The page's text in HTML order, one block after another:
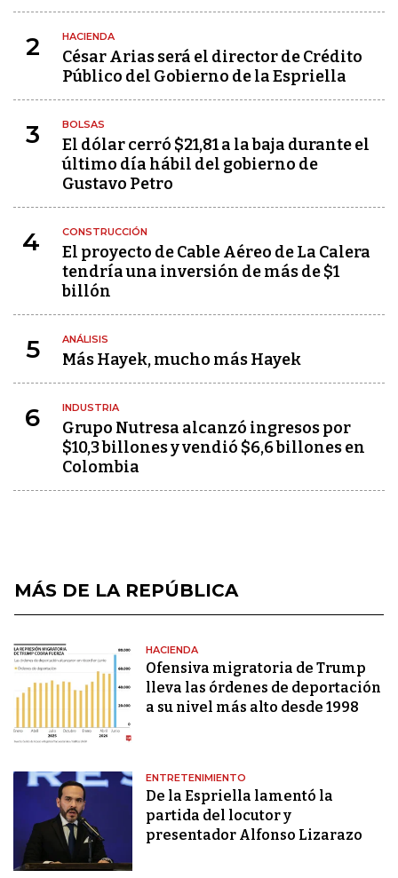
2 HACIENDA
César Arias será el director de Crédito
Público del Gobierno de la Espriella
3 BOLSAS
El dólar cerró $21,81 a la baja durante el
último día hábil del gobierno de
Gustavo Petro
4 CONSTRUCCIÓN
El proyecto de Cable Aéreo de La Calera
tendría una inversión de más de $1
billón
5 ANÁLISIS
Más Hayek, mucho más Hayek
6 INDUSTRIA
Grupo Nutresa alcanzó ingresos por
$10,3 billones y vendió $6,6 billones en
Colombia
MÁS DE LA REPÚBLICA
HACIENDA
Ofensiva migratoria de Trump
lleva las órdenes de deportación
a su nivel más alto desde 1998
ENTRETENIMIENTO
De la Espriella lamentó la
partida del locutor y
presentador Alfonso Lizarazo